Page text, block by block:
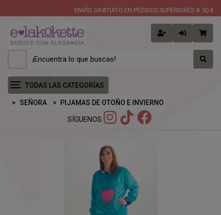
ENVÍO GRATUITO EN PEDIDOS SUPERIORES A 50 €
TODAS LAS CATEGORÍAS
SEÑORA PIJAMAS DE OTOÑO E INVIERNO
SÍGUENOS